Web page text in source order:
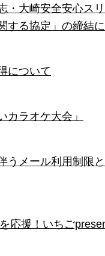
・大崎安全安心ス
する協定」の締結
について
カラオケ大会」
うメール利用制限
応援！いちご